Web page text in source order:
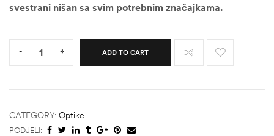
svestrani nišan sa svim potrebnim značajkama.
- + ADD TO CART
CATEGORY: Optike
PODJELI: